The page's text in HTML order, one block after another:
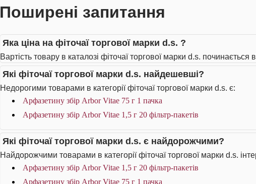
Поширені запитання
Яка ціна на фіточаї торгової марки d.s. ?
Вартість товару в каталозі фіточаї торгової марки d.s. починається
Які фіточаї торгової марки d.s. найдешевші?
Недорогими товарами в категорії фіточаї торгової марки d.s. є:
Арфазетину збір Arbor Vitae 75 г 1 пачка
Арфазетину збір Arbor Vitae 1,5 г 20 фільтр-пакетів
Які фіточаї торгової марки d.s. є найдорожчими?
Найдорожчими товарами в категорії фіточаї торгової марки d.s.
Арфазетину збір Arbor Vitae 1,5 г 20 фільтр-пакетів
Арфазетину збір Arbor Vitae 75 г 1 пачка